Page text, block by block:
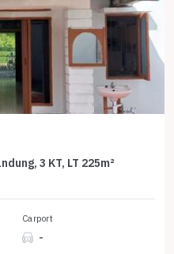
3 KT, LT 225m²
Carport
-